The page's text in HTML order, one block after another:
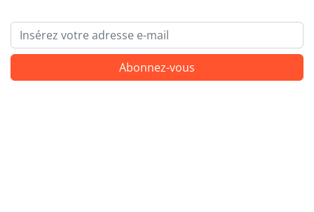
Email
Abonnez-vous